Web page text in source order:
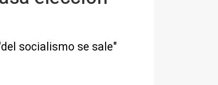
socialismo se sale"